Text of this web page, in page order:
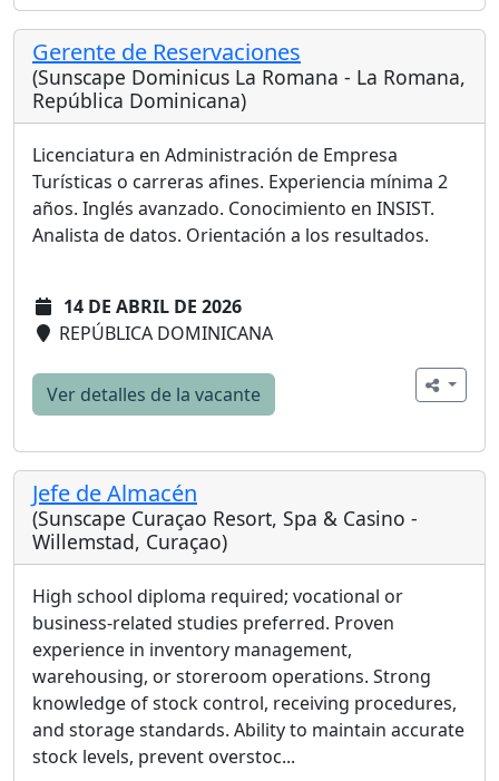
Gerente de Reservaciones
(Sunscape Dominicus La Romana - La Romana,
República Dominicana)
Licenciatura en Administración de Empresa
Turísticas o carreras afines. Experiencia mínima 2
años. Inglés avanzado. Conocimiento en INSIST.
Analista de datos. Orientación a los resultados.
14 DE ABRIL DE 2026
REPÚBLICA DOMINICANA
Ver detalles de la vacante
Jefe de Almacén
(Sunscape Curaçao Resort, Spa & Casino -
Willemstad, Curaçao)
High school diploma required; vocational or
business-related studies preferred. Proven
experience in inventory management,
warehousing, or storeroom operations. Strong
knowledge of stock control, receiving procedures,
and storage standards. Ability to maintain accurate
stock levels, prevent overstoc...